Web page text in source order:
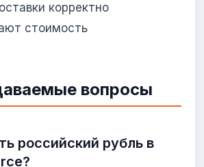
корректно
стоимость
вопросы
российский рубль в